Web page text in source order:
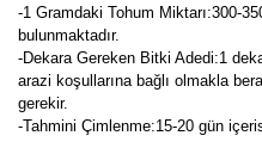
-1 Gramdaki Tohum Miktarı:300-
bulunmaktadır.
-Dekara Gereken Bitki Adedi:1
arazi koşullarına bağlı olmakla
gerekir.
-Tahmini Çimlenme:15-20 gün